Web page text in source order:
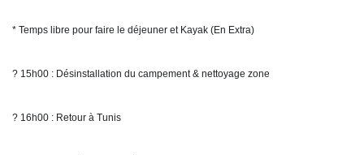
* Temps libre pour faire le déjeuner et Kayak (En Extra)
? 15h00 : Désinstallation du campement & nettoyage zone
? 16h00 : Retour à Tunis